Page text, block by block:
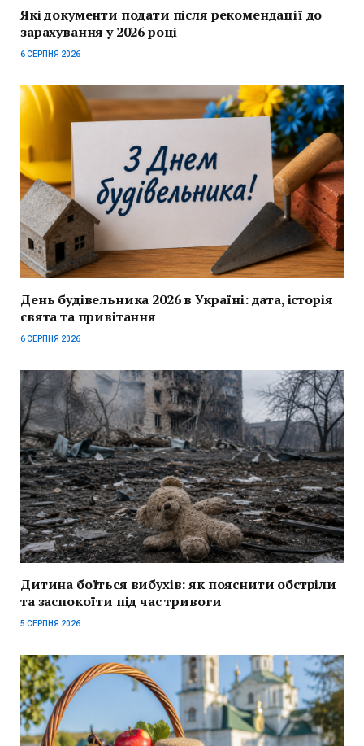
Які документи подати після рекомендації до
зарахування у 2026 році
6 СЕРПНЯ 2026
День будівельника 2026 в Україні: дата, історія
свята та привітання
6 СЕРПНЯ 2026
Дитина боїться вибухів: як пояснити обстріли
та заспокоїти під час тривоги
5 СЕРПНЯ 2026